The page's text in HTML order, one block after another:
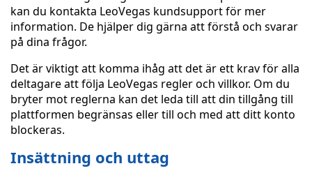
kan du kontakta LeoVegas kundsupport för mer
information. De hjälper dig gärna att förstå och svarar
på dina frågor.
Det är viktigt att komma ihåg att det är ett krav för alla
deltagare att följa LeoVegas regler och villkor. Om du
bryter mot reglerna kan det leda till att din tillgång till
plattformen begränsas eller till och med att ditt konto
blockeras.
Insättning och uttag